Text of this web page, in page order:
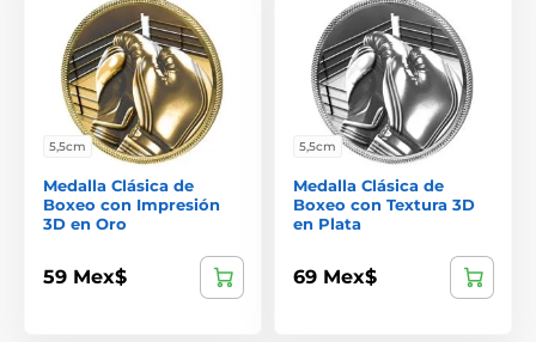
5,5cm
Medalla Clásica de
Boxeo con Impresión
3D en Oro
59 Mex$
5,5cm
Medalla Clásica de
Boxeo con Textura 3D
en Plata
69 Mex$